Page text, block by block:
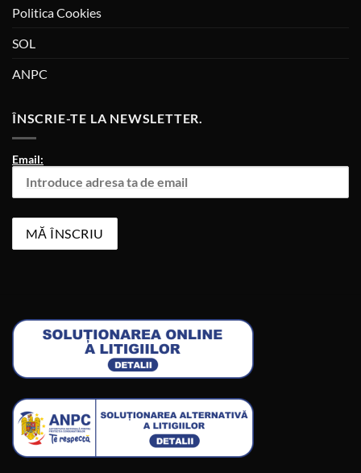
Politica Cookies
SOL
ANPC
ÎNSCRIE-TE LA NEWSLETTER.
Email: